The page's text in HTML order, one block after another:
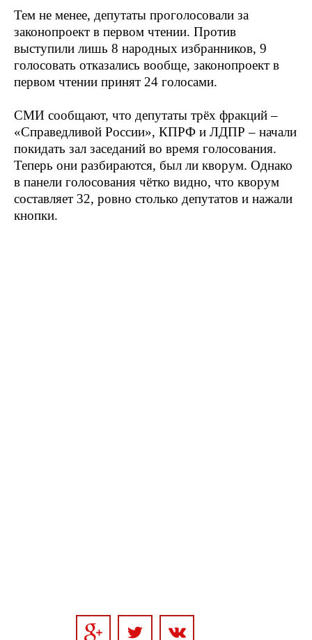
Тем не менее, депутаты проголосовали за
законопроект в первом чтении. Против
выступили лишь 8 народных избранников, 9
голосовать отказались вообще, законопроект в
первом чтении принят 24 голосами.
СМИ сообщают, что депутаты трёх фракций –
«Справедливой России», КПРФ и ЛДПР – начали
покидать зал заседаний во время голосования.
Теперь они разбираются, был ли кворум. Однако
в панели голосования чётко видно, что кворум
составляет 32, ровно столько депутатов и нажали
кнопки.